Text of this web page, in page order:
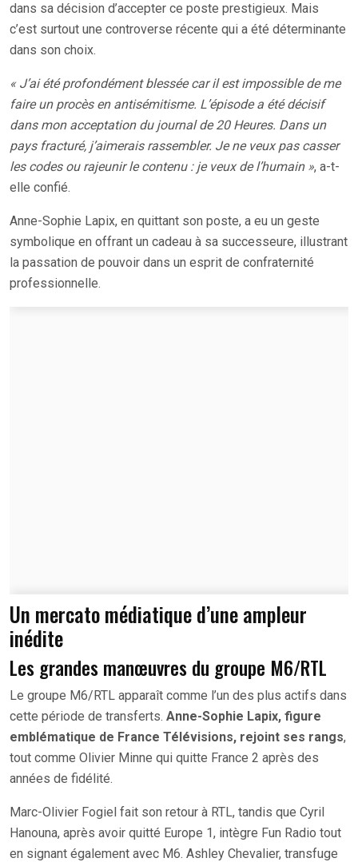
dans sa décision d’accepter ce poste prestigieux. Mais
c’est surtout une controverse récente qui a été déterminante
dans son choix.
« J’ai été profondément blessée car il est impossible de me
faire un procès en antisémitisme. L’épisode a été décisif
dans mon acceptation du journal de 20 Heures. Dans un
pays fracturé, j’aimerais rassembler. Je ne veux pas casser
les codes ou rajeunir le contenu : je veux de l’humain », a-t-
elle confié.
Anne-Sophie Lapix, en quittant son poste, a eu un geste
symbolique en offrant un cadeau à sa successeure, illustrant
la passation de pouvoir dans un esprit de confraternité
professionnelle.
Un mercato médiatique d’une ampleur
inédite
Les grandes manœuvres du groupe M6/RTL
Le groupe M6/RTL apparaît comme l’un des plus actifs dans
cette période de transferts. Anne-Sophie Lapix, figure
emblématique de France Télévisions, rejoint ses rangs,
tout comme Olivier Minne qui quitte France 2 après des
années de fidélité.
Marc-Olivier Fogiel fait son retour à RTL, tandis que Cyril
Hanouna, après avoir quitté Europe 1, intègre Fun Radio tout
en signant également avec M6. Ashley Chevalier, transfuge